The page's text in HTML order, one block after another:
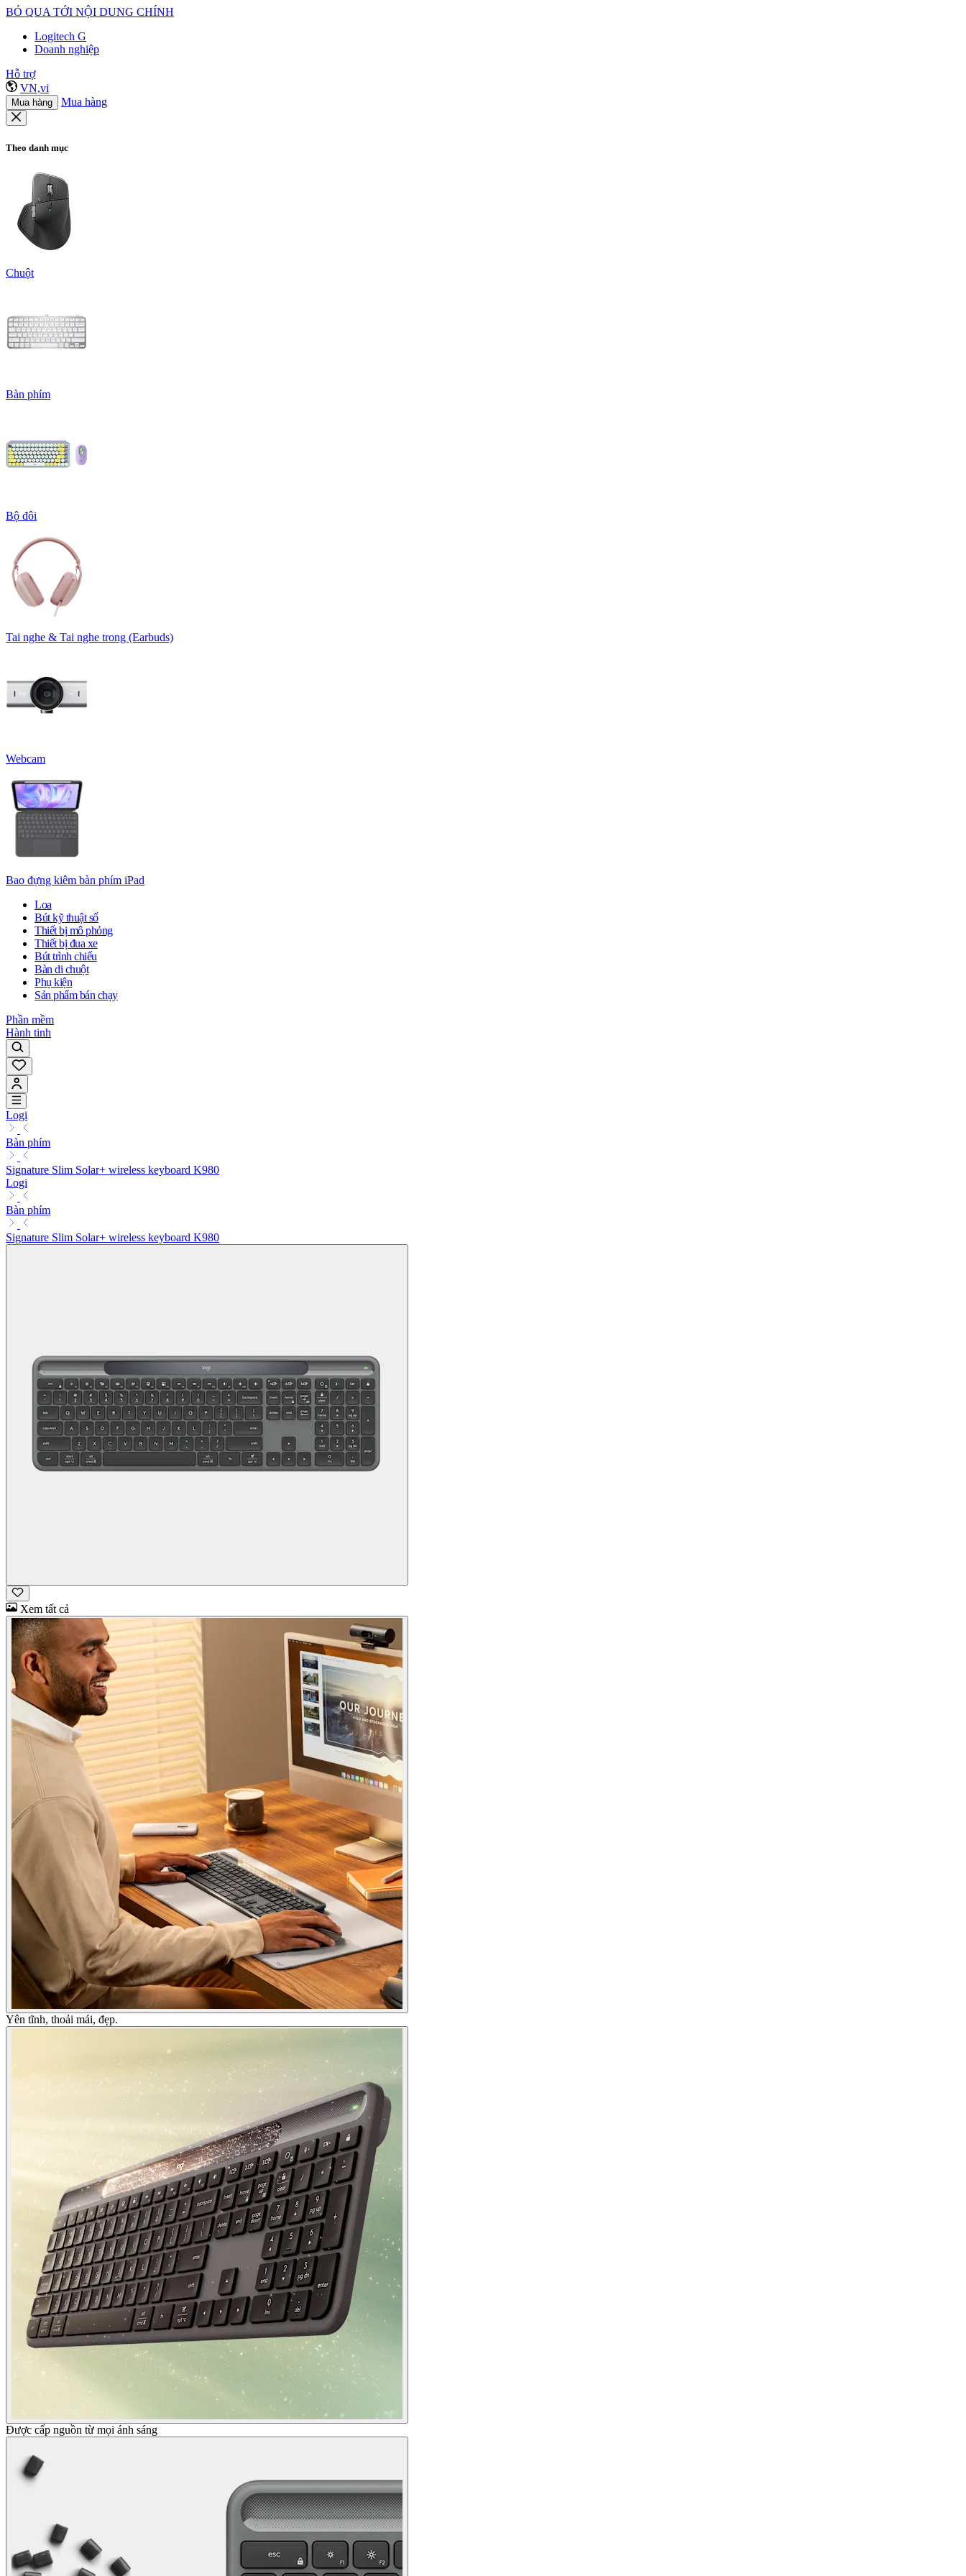
BỎ QUA TỚI NỘI DUNG CHÍNH
Logitech G
Doanh nghiệp
Hỗ trợ
VN,vi
Mua hàng Mua hàng
Theo danh mục
Chuột
Bàn phím
Bộ đôi
Tai nghe & Tai nghe trong (Earbuds)
Webcam
Bao đựng kiêm bàn phím iPad
Loa
Bút kỹ thuật số
Thiết bị mô phỏng
Thiết bị đua xe
Bút trình chiếu
Bàn di chuột
Phụ kiện
Sản phẩm bán chạy
Phần mềm
Hành tinh
Logi
Bàn phím
Signature Slim Solar+ wireless keyboard K980
Logi
Bàn phím
Signature Slim Solar+ wireless keyboard K980
Xem tất cả
Yên tĩnh, thoải mái, đẹp.
Được cấp nguồn từ mọi ánh sáng